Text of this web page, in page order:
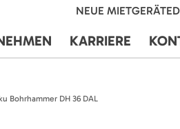
NEUE MIETGERÄTE
KARRIERE
Bohrhammer DH 36 DAL